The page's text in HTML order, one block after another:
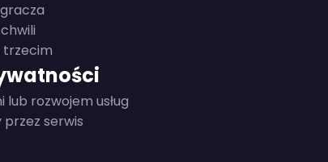
trzecim
rozwojem usług
serwis